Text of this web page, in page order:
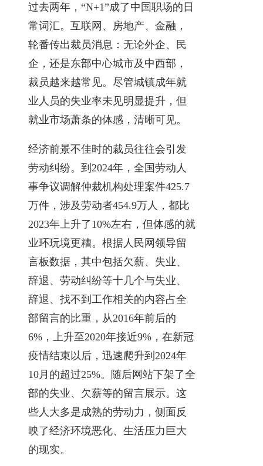
过去两年，“N+1”成了中国职场的日
常词汇。互联网、房地产、金融，
轮番传出裁员消息：无论外企、民
企，还是东部中心城市及中西部，
裁员越来越常见。尽管城镇成年就
业人员的失业率未见明显提升，但
就业市场萧条的体感，清晰可见。
经济前景不佳时的裁员往往会引发
劳动纠纷。到2024年，全国劳动人
事争议调解仲裁机构处理案件425.7
万件，涉及劳动者454.9万人，都比
2023年上升了10%左右，但体感的就
业环玩境更糟。根据人民网领导留
言板数据，其中包括欠薪、失业、
辞退、劳动纠纷等十几个与失业、
辞退、找不到工作相关的内容占全
部留言的比重，从2016年前后的
6%，上升至2020年接近9%，在新冠
疫情结束以后，迅速爬升到2024年
10月的超过25%。随后网站下架了全
部的失业、欠薪等的留言展示。这
些人大多是成熟的劳动力，侧面反
映了经济环境恶化、生活压力巨大
的现实。